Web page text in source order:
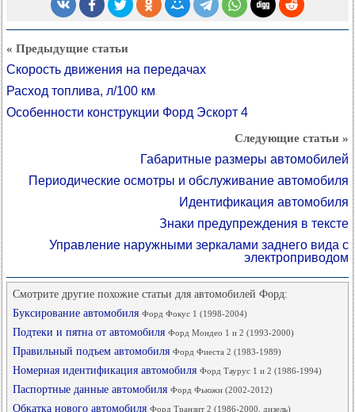
« Предыдущие статьи
Скорость движения на передачах
Расход топлива, л/100 км
Особенности конструкции Форд Эскорт 4
Следующие статьи »
Габаритные размеры автомобилей
Периодические осмотры и обслуживание автомобиля
Идентификация автомобиля
Знаки предупреждения в тексте
Управление наружными зеркалами заднего вида с
электроприводом
Смотрите другие похожие статьи для автомобилей Форд:
Буксирование автомобиля Форд Фокус 1 (1998-2004)
Подтеки и пятна от автомобиля Форд Мондео 1 и 2 (1993-2000)
Правильный подъем автомобиля Форд Фиеста 2 (1983-1989)
Номерная идентификация автомобиля Форд Таурус 1 и 2 (1986-1994)
Паспортные данные автомобиля Форд Фьюжн (2002-2012)
Обкатка нового автомобиля Форд Транзит 2 (1986-2000, дизель)